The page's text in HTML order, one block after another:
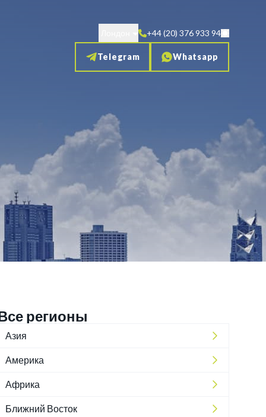
+44 (20) 376 933 94
Telegram Whatsapp
регионы
Азия
Америка
Африка
Ближний Восток